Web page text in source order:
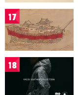
17
18